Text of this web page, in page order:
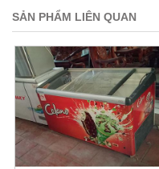
SẢN PHẨM LIÊN QUAN